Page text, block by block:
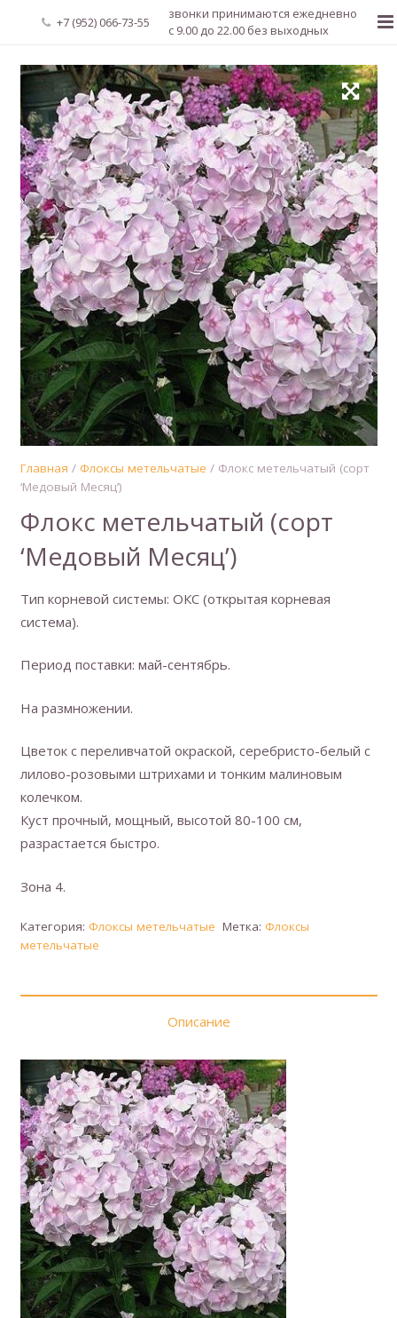
+7 (952) 066-73-55
звонки принимаются ежедневно
с 9.00 до 22.00 без выходных
Главная
О нас
Новости
Каталог растений
Доставка и оплата
Мой аккаунт
Регистрация
Главная / Флоксы метельчатые / Флокс метельчатый (сорт
‘Медовый Месяц’)
Флокс метельчатый (сорт
‘Медовый Месяц’)
Тип корневой системы: ОКС (открытая корневая
система).
Период поставки: май-сентябрь.
На размножении.
Цветок с переливчатой окраской, серебристо-белый с
лилово-розовыми штрихами и тонким малиновым
колечком.
Куст прочный, мощный, высотой 80-100 см,
разрастается быстро.
Зона 4.
Категория: Флоксы метельчатые Метка: Флоксы
метельчатые
Описание